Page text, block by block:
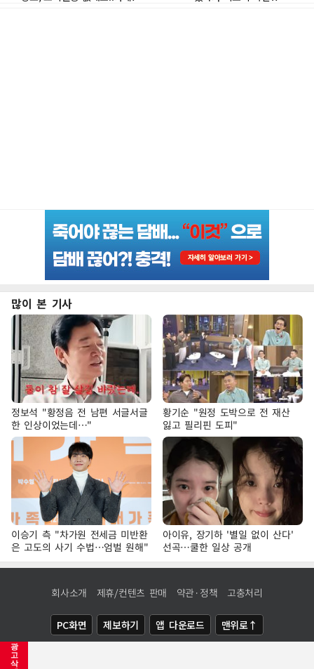
광
고
삭
많이 본 기사
정보석 "황정음 전 남편 서글서글
한 인상이었는데…"
황기순 "원정 도박으로 전 재산
잃고 필리핀 도피"
이승기 측 "차가원 전세금 미반환
은 고도의 사기 수법…엄벌 원해"
아이유, 장기하 '별일 없이 산다'
선곡…쿨한 일상 공개
회사소개 제휴/컨텐츠 판매 약관·정책 고충처리
PC화면 제보하기 앱 다운로드 맨위로↑